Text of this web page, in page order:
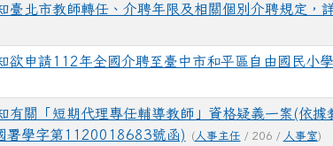
臺北市教師轉任、介聘年限及相關個別介聘規定，
欲申請112年全國介聘至臺中市和平區自由國民小
有關「短期代理專任輔導教師」資格疑義一案(依據
署學字第1120018683號函)
(人事主任 / 206 / 人事室)